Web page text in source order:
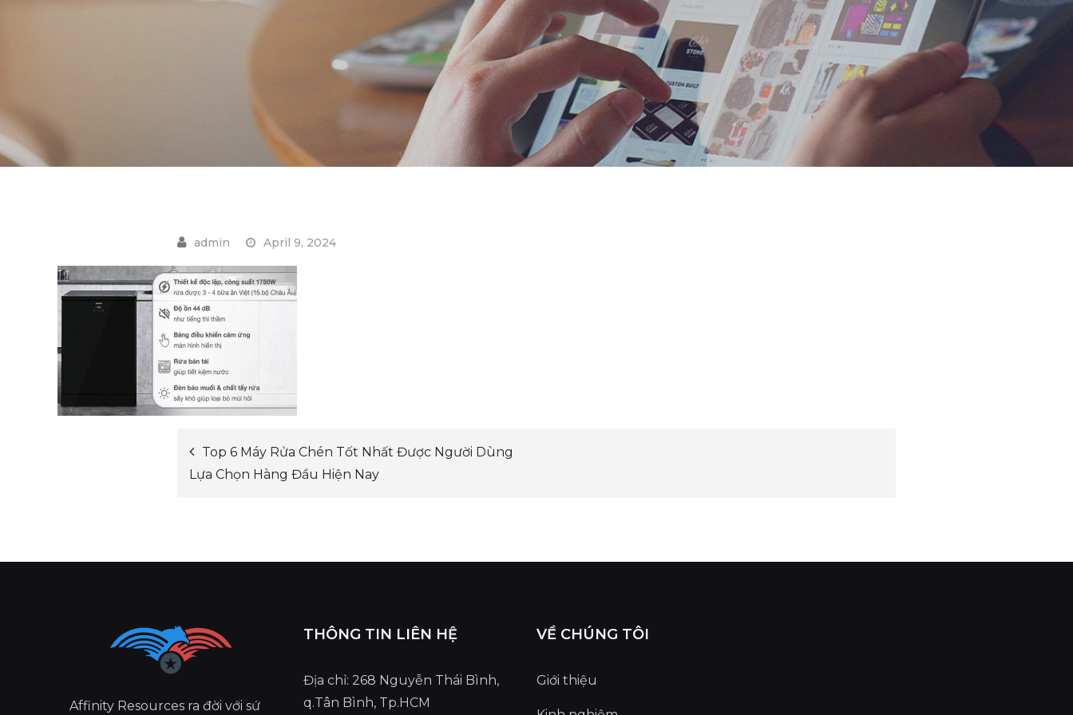
April 9, 2024
Post
Top 6 Máy Rửa Chén Tốt Nhất Được Người Dùng
Lựa Chọn Hàng Đầu Hiện Nay
Affinity Resources ra đời với sứ
THÔNG TIN LIÊN HỆ
Địa chỉ: 268 Nguyễn Thái Bình,
q.Tân Bình, Tp.HCM
VỀ CHÚNG TÔI
Giới thiệu